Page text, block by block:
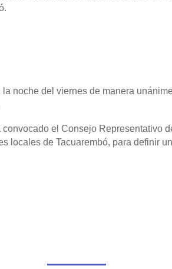
la noche del viernes de manera
el Consejo Representativo
locales de Tacuarembó, para definir